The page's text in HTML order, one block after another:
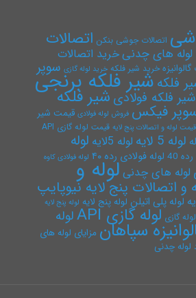
اتصالات جوشی بنکن اتصالات
های چدنیخرید اتصالات
خرید شیر فلکه خرید لوله گازی سوپر
فلکه شیر فلکه برنجی
شیر فلکه فولادی شیر فلکه
فیکس فروش لوله فولادی قیمت شیر
قیمت لوله و اتصالات پنج لایه قیمت لوله گازی API
لوله 5 لایه لوله 5لایه لوله
40 لوله فولادی رده ۴۰ لوله فولادی کاوه
لوله های چدنی لوله و
و اتصالات پنج لایه نیوپایپ
لوله پلی اتیلن لوله پنج لایه لوله پنج لایه
لوله گازی لوله گازی API لوله
سپاهان مزایای لوله های
لوله چدنی